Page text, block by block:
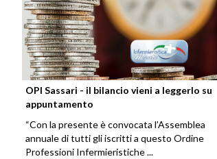
OPI Sassari - il bilancio vieni a leggerlo su
appuntamento
“Con la presente è convocata l’Assemblea
annuale di tutti gli iscritti a questo Ordine
Professioni Infermieristiche ...